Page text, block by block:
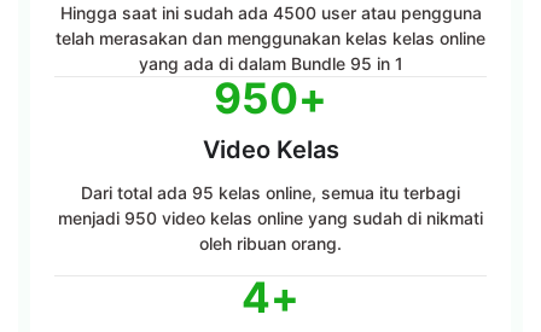
Hingga saat ini sudah ada 4500 user atau pengguna
telah merasakan dan menggunakan kelas kelas online
yang ada di dalam Bundle 95 in 1
Video Kelas
950+
Dari total ada 95 kelas online, semua itu terbagi
menjadi 950 video kelas online yang sudah di nikmati
oleh ribuan orang.
4+